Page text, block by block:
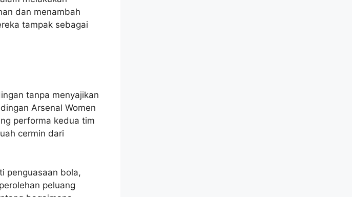
dan menambah
tampak sebagai
tanpa menyajikan
Arsenal Women
performa kedua tim
cermin dari
penguasaan bola,
peluang